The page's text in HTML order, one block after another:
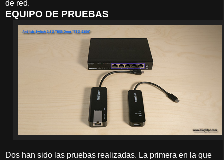
de red.
EQUIPO DE PRUEBAS
Dos han sido las pruebas realizadas. La primera en la que